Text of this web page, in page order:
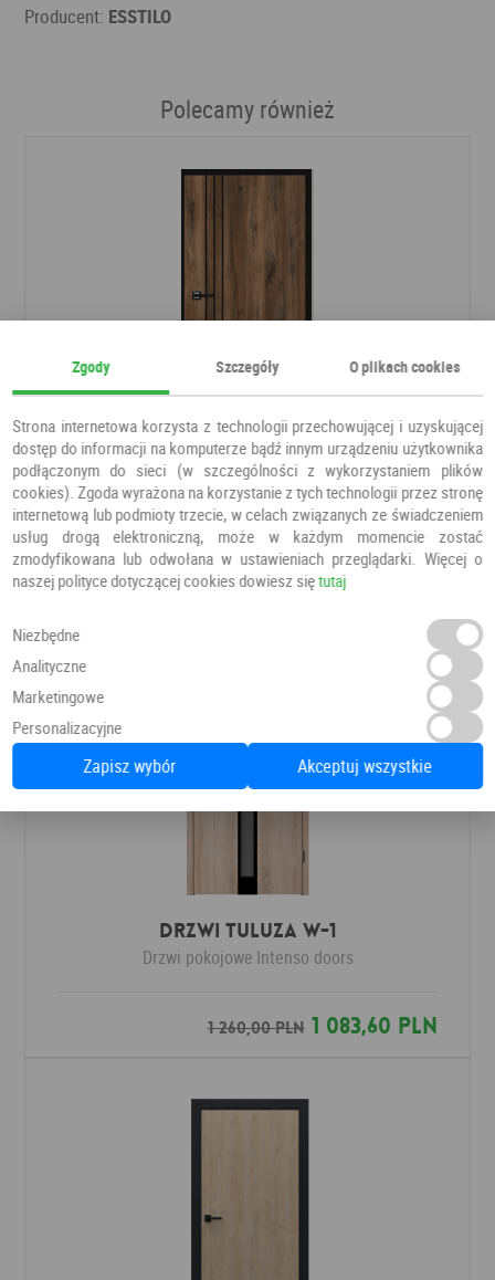
Producent: ESSTILO
Polecamy również
Drzwi Porto Pro 1
Drzwi pokojoweESSTILO
500,00 PLN500,00 PLN
Drzwi Tuluza W-1
Drzwi pokojowe Intenso doors
1 260,00 PLN1 083,60 PLN
Zgody Szczegóły O plikach cookies
Strona internetowa korzysta z technologii przechowującej i uzyskującej
dostęp do informacji na komputerze bądź innym urządzeniu użytkownika
podłączonym do sieci (w szczególności z wykorzystaniem plików
cookies). Zgoda wyrażona na korzystanie z tych technologii przez stronę
internetową lub podmioty trzecie, w celach związanych ze świadczeniem
usług drogą elektroniczną, może w każdym momencie zostać
zmodyfikowana lub odwołana w ustawieniach przeglądarki. Więcej o
naszej polityce dotyczącej cookies dowiesz siętutaj
Niezbędne
Analityczne
Marketingowe
Personalizacyjne
Zapisz wybór Akceptuj wszystkie